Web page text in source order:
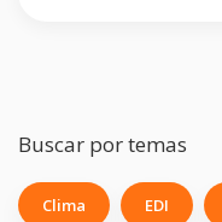
Buscar por temas
Clima EDI